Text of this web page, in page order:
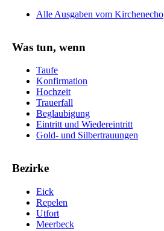
Alle Ausgaben vom Kirchenecho
Was tun, wenn
Taufe
Konfirmation
Hochzeit
Trauerfall
Beglaubigung
Eintritt und Wiedereintritt
Gold- und Silbertrauungen
Bezirke
Eick
Repelen
Utfort
Meerbeck